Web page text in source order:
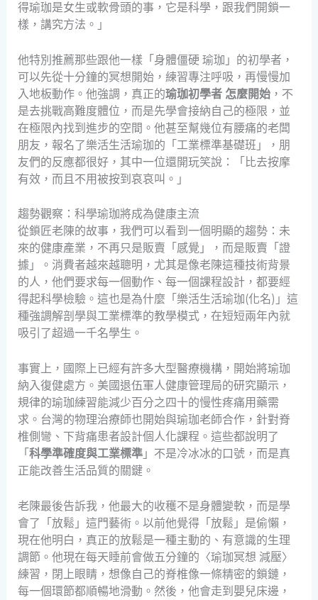
得瑜珈是女生或軟骨頭的事，它是科學，跟我們開鎖一
樣，講究方法。」
他特別推薦那些跟他一樣「身體僵硬 瑜珈」的初學者，
可以先從十分鐘的冥想開始，練習專注呼吸，再慢慢加
入地板動作。他強調，真正的瑜珈初學者 怎麼開始，不
是去挑戰高難度體位，而是先學會接納自己的極限，並
在極限內找到進步的空間。他甚至幫幾位有腰痛的老闆
朋友，報名了樂活生活瑜珈的「工業標準基礎班」，朋
友們的反應都很好，其中一位還開玩笑說：「比去按摩
有效，而且不用被按到哀哀叫。」
趨勢觀察：科學瑜珈將成為健康主流
從鎖匠老陳的故事，我們可以看到一個明顯的趨勢：未
來的健康產業，不再只是販賣「感覺」，而是販賣「證
據」。消費者越來越聰明，尤其是像老陳這種技術背景
的人，他們要求每一個動作、每一個課程設計，都要經
得起科學檢驗。這也是為什麼「樂活生活瑜珈(化名)」這
種強調解剖學與工業標準的教學模式，在短短兩年內就
吸引了超過一千名學生。
事實上，國際上已經有許多大型醫療機構，開始將瑜珈
納入復健處方。美國退伍軍人健康管理局的研究顯示，
規律的瑜珈練習能減少百分之四十的慢性疼痛用藥需
求。台灣的物理治療師也開始與瑜珈老師合作，針對脊
椎側彎、下背痛患者設計個人化課程。這些都說明了
「 科學準確度與工業標準」不是冷冰冰的口號，而是真
正能改善生活品質的關鍵。
老陳最後告訴我，他最大的收穫不是身體變軟，而是學
會了「放鬆」這門藝術。以前他覺得「放鬆」是偷懶，
現在他明白，真正的放鬆是一種主動的、有意識的生理
調節。他現在每天睡前會做五分鐘的〈瑜珈冥想 減壓〉
練習，閉上眼睛，想像自己的脊椎像一條精密的鎖鏈，
每一個環節都順暢地滑動。然後，他會走到嬰兒床邊，